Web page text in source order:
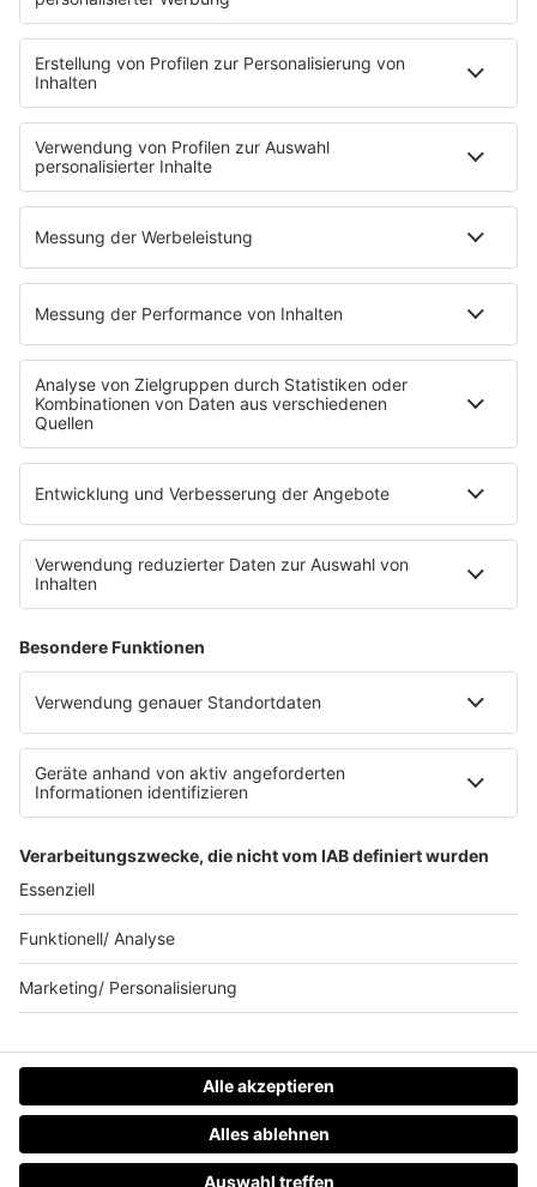
NotAufnahme
"Bewerbung und Karriere"
Aber bitte mit Schlager
Erdbeerkäse
Fitness mit M.A.R.K
Glück in Worten
Todesursache
Niemand muss ein Promi sein
PROGRAMM
Mit den Waffeln einer Frau
SERVICE
Empfang
barba radio App
Impressum
Datenschutz Facebook & Instagram
Datenschutzeinstellungen
Clubbedingungen
Werbung schalten
Waffel-Werbepartner
80s80s.de
90s90s.de
Schlagerplanetradio.com
1deutsch.de
WEIHNACHTSMUSIK.FM
© barba radio. Ein Baby von Barbara Schöneberger und
REGIOCAST.